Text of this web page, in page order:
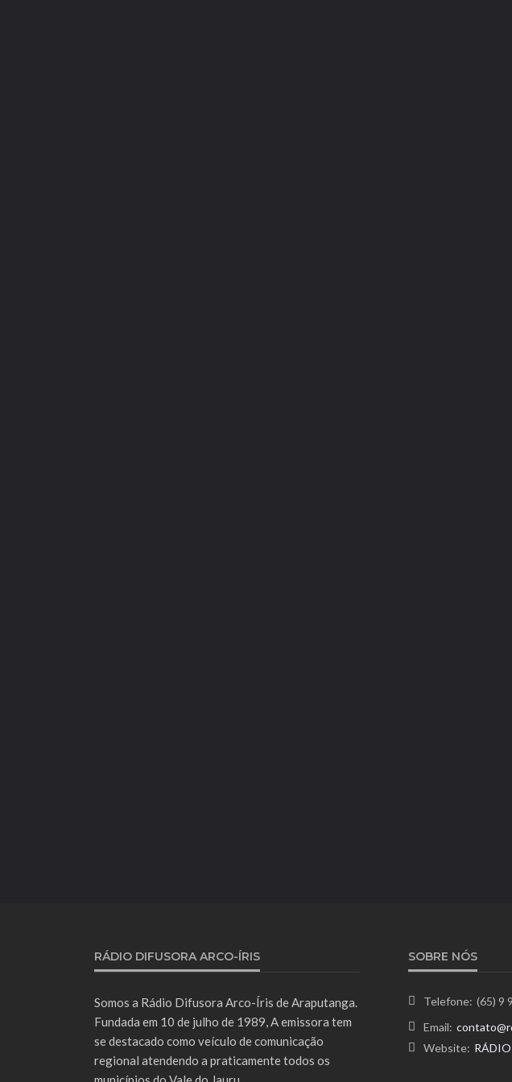
RÁDIO DIFUSORA ARCO-ÍRIS
Somos a Rádio Difusora Arco-Íris de Araputanga.
Fundada em 10 de julho de 1989, A emissora tem
se destacado como veículo de comunicação
regional atendendo a praticamente todos os
SOBRE NÓS
Telefone: (65) 9
Email:
Website: